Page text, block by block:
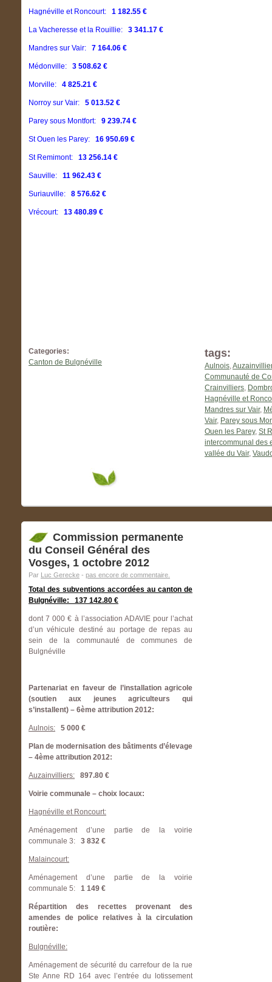
Hagnéville et Roncourt: 1 182.55 €
La Vacheresse et la Rouillie: 3 341.17 €
Mandres sur Vair: 7 164.06 €
Médonville: 3 508.62 €
Morville: 4 825.21 €
Norroy sur Vair: 5 013.52 €
Parey sous Montfort: 9 239.74 €
St Ouen les Parey: 16 950.69 €
St Remimont: 13 256.14 €
Sauville: 11 962.43 €
Suriauville: 8 576.62 €
Vrécourt: 13 480.89 €
Categories:
Canton de Bulgnéville
tags:
Aulnois,
Communauté de
Crainvilliers,
Hagnéville et
Mandres sur Vair,
Vair, Parey sous
Ouen les Parey, St
intercommunal des
vallée du Vair,
Commission permanente
du Conseil Général des
Vosges, 1 octobre 2012
Par Luc Gerecke - pas encore de commentaire.
Total des subventions accordées au canton de
Bulgnéville: 137 142.80 €
dont 7 000 € à l’association ADAVIE pour l’achat
d’un véhicule destiné au portage de repas au
sein de la communauté de communes de
Bulgnéville
Partenariat en faveur de l’installation agricole
(soutien aux jeunes agriculteurs qui
s’installent) – 6ème attribution 2012:
Aulnois: 5 000 €
Plan de modernisation des bâtiments d’élevage
– 4ème attribution 2012:
Auzainvilliers: 897.80 €
Voirie communale – choix locaux:
Hagnéville et Roncourt:
Aménagement d’une partie de la voirie
communale 3: 3 832 €
Malaincourt:
Aménagement d’une partie de la voirie
communale 5: 1 149 €
Répartition des recettes provenant des
amendes de police relatives à la circulation
routière:
Bulgnéville:
Aménagement de sécurité du carrefour de la rue
Ste Anne RD 164 avec l’entrée du lotissement